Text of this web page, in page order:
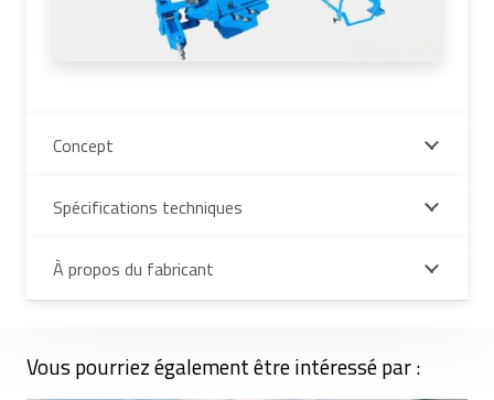
Concept
Spécifications techniques
À propos du fabricant
Vous pourriez également être intéressé par :